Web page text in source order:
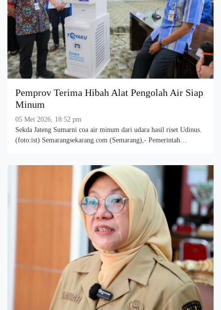
Pemprov Terima Hibah Alat Pengolah Air Siap
Minum
05 Mei 2026, 18:52 pm
Sekda Jateng Sumarni coa air minum dari udara hasil riset Udinus.
(foto:ist) Semarangsekarang.com (Semarang),- Pemerintah…